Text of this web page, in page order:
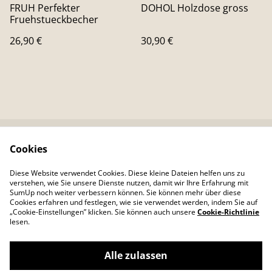
FRUH Perfekter
Fruehstueckbecher
26,90 €
DOHOL Holzdose gross
30,90 €
Kontaktieren Sie uns
Datenschutzbestimm
ungen von SumUp
Cookie-Richtlinie
Cookies
Diese Website verwendet Cookies. Diese kleine Dateien helfen uns zu
verstehen, wie Sie unsere Dienste nutzen, damit wir Ihre Erfahrung mit
SumUp noch weiter verbessern können. Sie können mehr über diese
Cookies erfahren und festlegen, wie sie verwendet werden, indem Sie auf
„Cookie-Einstellungen” klicken. Sie können auch unsereCookie-Richtlinie
lesen.
Alle zulassen